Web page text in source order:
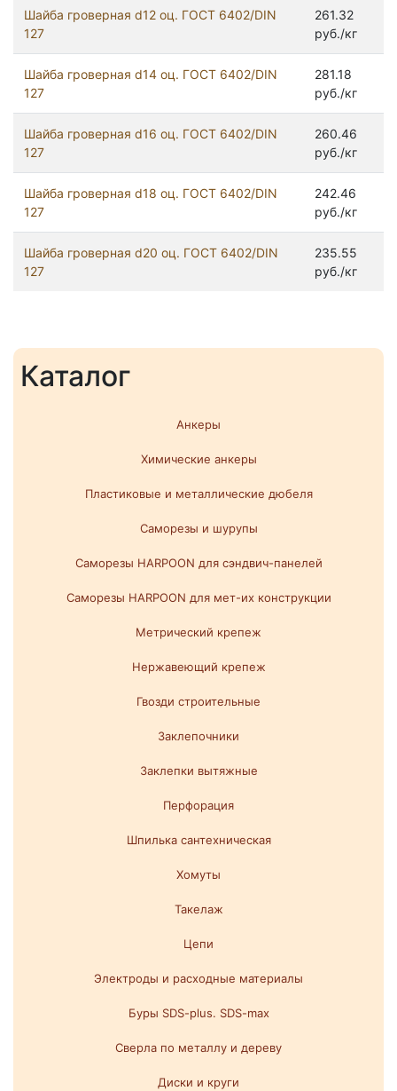
Каталог
Анкеры
Химические анкеры
Пластиковые и металлические дюбеля
Саморезы и шурупы
Саморезы HARPOON для сэндвич-панелей
Саморезы HARPOON для мет-их конструкции
Метрический крепеж
Нержавеющий крепеж
Гвозди строительные
Заклепочники
Заклепки вытяжные
Перфорация
Шпилька сантехническая
Хомуты
Такелаж
Цепи
Электроды и расходные материалы
Буры SDS-plus. SDS-max
Сверла по металлу и дереву
Диски и круги
Шайба гроверная d12 оц. ГОСТ 6402/DIN
127
261.32
руб./кг
Шайба гроверная d14 оц. ГОСТ 6402/DIN
127
281.18
руб./кг
Шайба гроверная d16 оц. ГОСТ 6402/DIN
127
260.46
руб./кг
Шайба гроверная d18 оц. ГОСТ 6402/DIN
127
242.46
руб./кг
Шайба гроверная d20 оц. ГОСТ 6402/DIN
127
235.55
руб./кг